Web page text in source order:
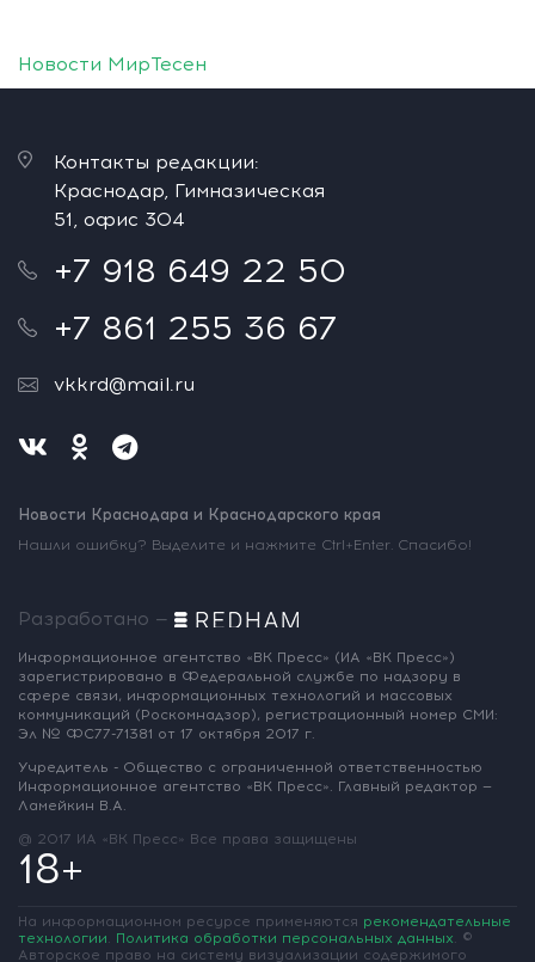
Новости МирТесен
Контакты редакции:
Краснодар, Гимназическая
51, офис 304
+7 918 649 22 50
+7 861 255 36 67
vkkrd@mail.ru
Новости Краснодара и Краснодарского края
Нашли ошибку? Выделите и нажмите Ctrl+Enter. Спасибо!
Разработано —
Информационное агентство «ВК Пресс» (ИА «ВК Пресс»)
зарегистрировано в Федеральной службе по надзору в
сфере связи, информационных технологий и массовых
коммуникаций (Роскомнадзор), регистрационный номер СМИ:
Эл № ФС77-71381 от 17 октября 2017 г.
Учредитель - Общество с ограниченной ответственностью
Информационное агентство «ВК Пресс». Главный редактор —
Ламейкин В.А.
@ 2017 ИА «ВК Пресс» Все права защищены
18+
На информационном ресурсе применяются рекомендательные
технологии. Политика обработки персональных данных. ©
Авторское право на систему визуализации содержимого